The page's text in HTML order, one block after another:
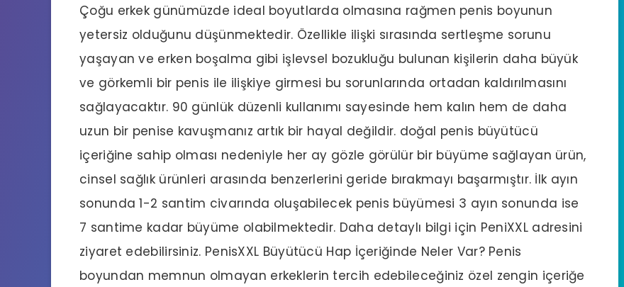
Çoğu erkek günümüzde ideal boyutlarda olmasına rağmen penis boyunun
yetersiz olduğunu düşünmektedir. Özellikle ilişki sırasında sertleşme sorunu
yaşayan ve erken boşalma gibi işlevsel bozukluğu bulunan kişilerin daha büyük
ve görkemli bir penis ile ilişkiye girmesi bu sorunlarında ortadan kaldırılmasını
sağlayacaktır. 90 günlük düzenli kullanımı sayesinde hem kalın hem de daha
uzun bir penise kavuşmanız artık bir hayal değildir. doğal penis büyütücü
içeriğine sahip olması nedeniyle her ay gözle görülür bir büyüme sağlayan ürün,
cinsel sağlık ürünleri arasında benzerlerini geride bırakmayı başarmıştır. İlk ayın
sonunda 1-2 santim civarında oluşabilecek penis büyümesi 3 ayın sonunda ise
7 santime kadar büyüme olabilmektedir. Daha detaylı bilgi için PeniXXL adresini
ziyaret edebilirsiniz. PenisXXL Büyütücü Hap İçeriğinde Neler Var? Penis
boyundan memnun olmayan erkeklerin tercih edebileceğiniz özel zengin içeriğe